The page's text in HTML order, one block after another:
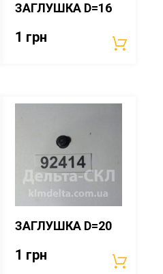
ЗАГЛУШКА D=16
1 грн
ЗАГЛУШКА D=20
1 грн